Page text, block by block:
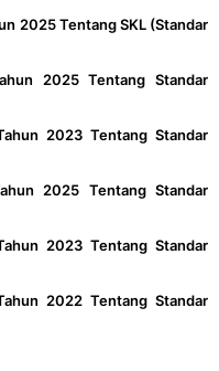
2025 Tentang SKL (Standar
2025 Tentang Standar
2023 Tentang Standar
2025 Tentang Standar
2023 Tentang Standar
2022 Tentang Standar